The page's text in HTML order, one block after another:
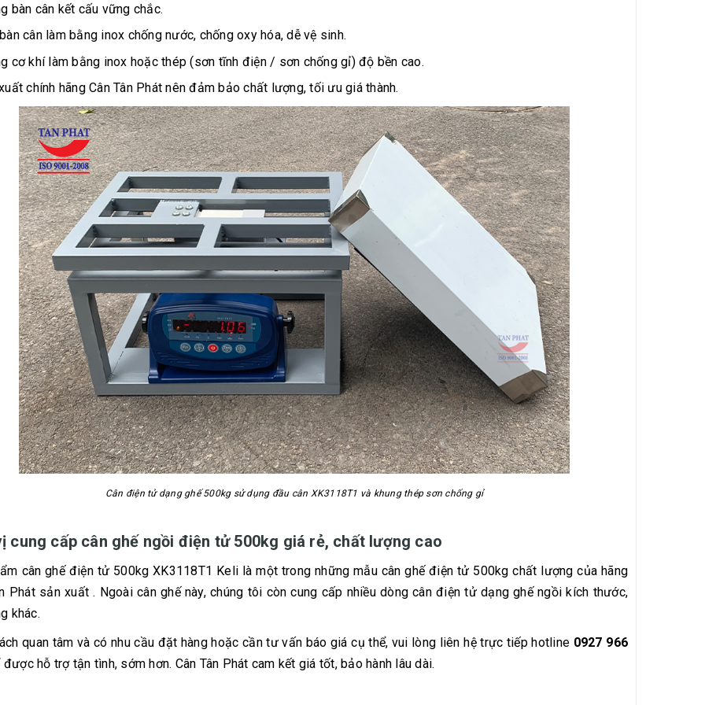
bàn cân kết cấu vững chắc.
cân làm bằng inox chống nước, chống oxy hóa, dễ vệ sinh.
cơ khí làm bằng inox hoặc thép (sơn tĩnh điện / sơn chống gỉ) độ bền cao.
chính hãng Cân Tân Phát nên đảm bảo chất lượng, tối ưu giá thành.
Cân điện tử dạng ghế 500kg sử dụng đầu cân XK3118T1 và khung thép sơn chống gỉ
cung cấp cân ghế ngồi điện tử 500kg giá rẻ, chất lượng cao
cân ghế điện tử 500kg XK3118T1 Keli là một trong những mẫu cân ghế điện tử 500kg chất lượng của hãng
Phát sản xuất . Ngoài cân ghế này, chúng tôi còn cung cấp nhiều dòng cân điện tử dạng ghế ngồi kích thước,
khác.
quan tâm và có nhu cầu đặt hàng hoặc cần tư vấn báo giá cụ thể, vui lòng liên hệ trực tiếp hotline 0927 966
được hỗ trợ tận tình, sớm hơn. Cân Tân Phát cam kết giá tốt, bảo hành lâu dài.